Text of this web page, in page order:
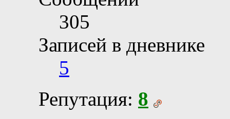
305
Записей в дневнике
5
Репутация: 8